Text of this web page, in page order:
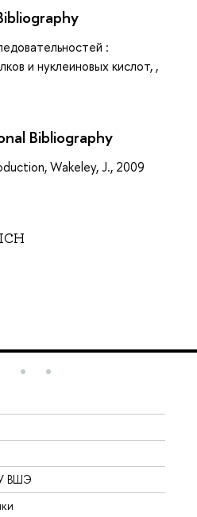
:
и нуклеиновых кислот, ,
Bibliography
Wakeley, J., 2009
ВШЭ